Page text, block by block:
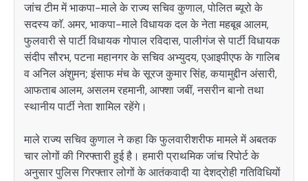
जांच टीम में भाकपा-माले के राज्य सचिव कुणाल, पोलित ब्यूरो के
सदस्य काॅ. अमर, भाकपा-माले विधायक दल के नेता महबूब आलम,
फुलवारी से पार्टी विधायक गोपाल रविदास, पालीगंज से पार्टी विधायक
संदीप सौरभ, पटना महानगर के सचिव अभ्युदय, एआइपीएफ के गालिब
व अनिल अंशुमन; इंसाफ मंच के सूरज कुमार सिंह, कयामुद्दीन अंसारी,
आफताब आलम, असलम रहमानी, आफ्शा जबीं, नसरीन बानो तथा
स्थानीय पार्टी नेता शामिल रहेंगे।
माले राज्य सचिव कुणाल ने कहा कि फुलवारीशरीफ मामले में अबतक
चार लोगों की गिरफ्तारी हुई है। हमारी प्राथमिक जांच रिपोर्ट के
अनुसार पुलिस गिरफ्तार लोगों के आतंकवादी या देशद्रोही गतिविधियों